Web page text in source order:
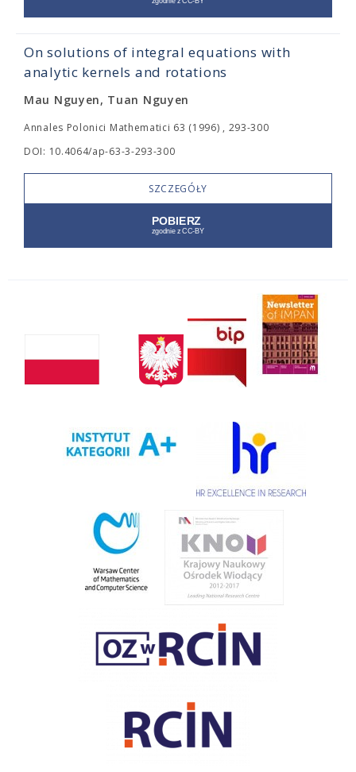
On solutions of integral equations with
analytic kernels and rotations
Mau Nguyen, Tuan Nguyen
Annales Polonici Mathematici 63 (1996) , 293-300
DOI: 10.4064/ap-63-3-293-300
SZCZEGÓŁY